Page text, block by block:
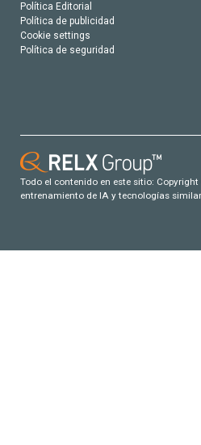
Política Editorial
Política de publicidad
Cookie settings
Política de seguridad
Todo el contenido en este sitio:
entrenamiento de IA y tecnologías